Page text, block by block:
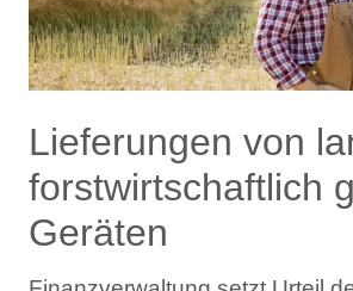
Lieferungen von
forstwirtschaftlich
Geräten